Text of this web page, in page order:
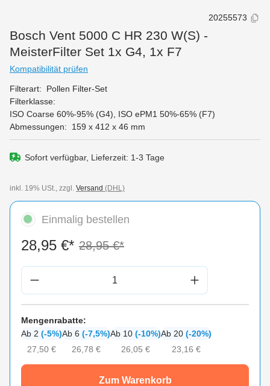
20255573
Bosch Vent 5000 C HR 230 W(S) -
MeisterFilter Set 1x G4, 1x F7
Kompatibilität prüfen
Filterart:
Pollen Filter-Set
Filterklasse:
ISO Coarse 60%-95% (G4) , ISO ePM1 50%-65% (F7)
Abmessungen:
159 x 412 x 46 mm
Sofort verfügbar, Lieferzeit: 1-3 Tage
inkl. 19% USt., zzgl. Versand (DHL)
Einmalig bestellen
Produkt Anzahl: Gib den gewünschten
28,95 €* 28,95 €*
Mengenrabatte:
Ab 2 (-5%)
27,50 €
Ab 6 (-7,5%)
26,78 €
Ab 10 (-10%)
26,05 €
Ab 20 (-20%)
23,16 €
Zum Warenkorb